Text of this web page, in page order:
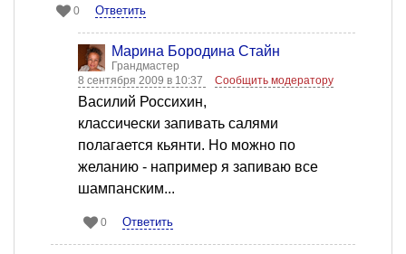
0 Ответить
Марина Бородина Стайн
Грандмастер
8 сентября 2009 в 10:37
Сообщить модератору
Василий Россихин,
классически запивать салями
полагается кьянти. Но можно по
желанию - например я запиваю все
шампанским...
0 Ответить